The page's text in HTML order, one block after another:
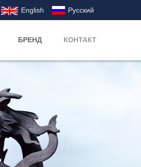
English Русский
БРЕНД КОНТАКТ